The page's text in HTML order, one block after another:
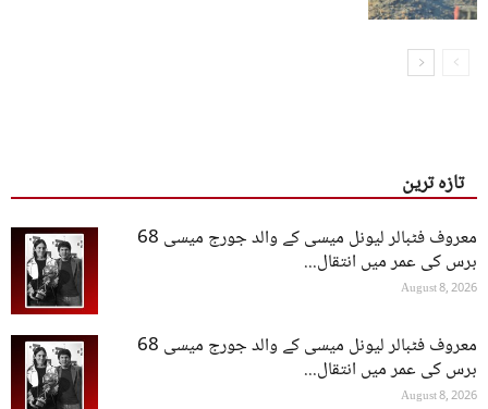
تازہ ترین
معروف فٹبالر لیونل میسی کے والد جورج میسی 68
برس کی عمر میں انتقال...
August 8, 2026
معروف فٹبالر لیونل میسی کے والد جورج میسی 68
برس کی عمر میں انتقال...
August 8, 2026